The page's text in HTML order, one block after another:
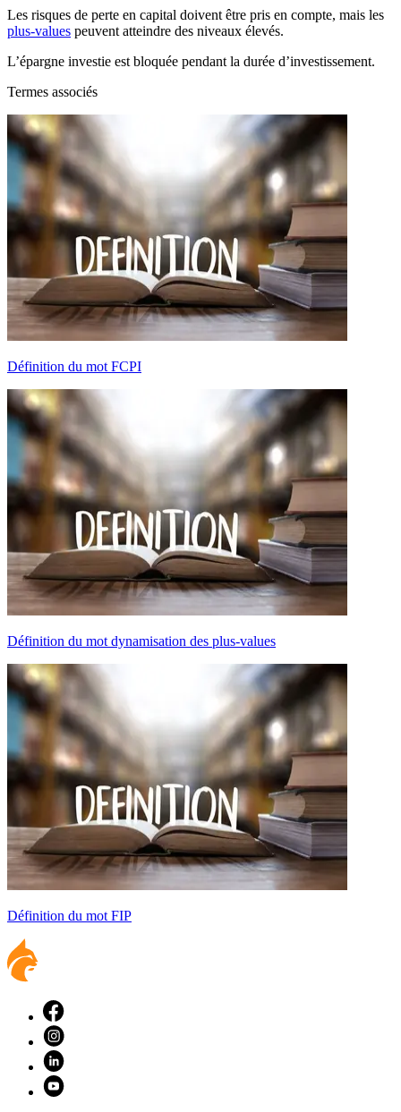
Les risques de perte en capital doivent être pris en compte, mais les
plus-values peuvent atteindre des niveaux élevés.
L’épargne investie est bloquée pendant la durée d’investissement.
Termes associés
Définition du mot FCPI
Définition du mot dynamisation des plus-values
Définition du mot FIP